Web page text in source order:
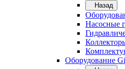
Назад
Насосные
Оборудование